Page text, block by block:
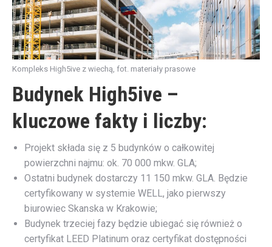
Kompleks High5ive z wiechą, fot. materiały prasowe
Budynek High5ive –
kluczowe fakty i liczby:
Projekt składa się z 5 budynków o całkowitej
powierzchni najmu: ok. 70 000 mkw. GLA;
Ostatni budynek dostarczy 11 150 mkw. GLA. Będzie
certyfikowany w systemie WELL, jako pierwszy
biurowiec Skanska w Krakowie;
Budynek trzeciej fazy będzie ubiegać się również o
certyfikat LEED Platinum oraz certyfikat dostępności